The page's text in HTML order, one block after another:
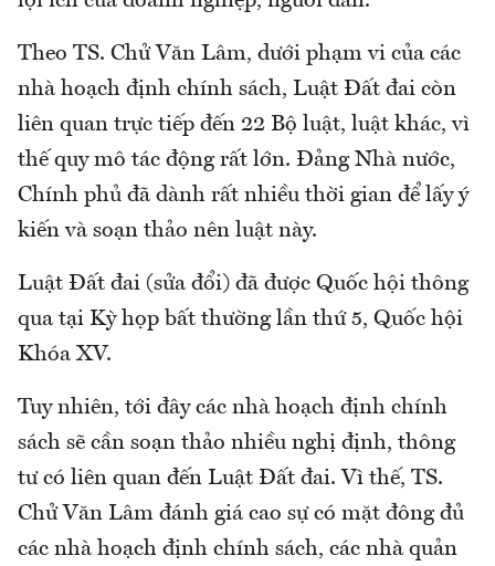
Theo TS. Chử Văn Lâm, dưới phạm vi của các
nhà hoạch định chính sách, Luật Đất đai còn
liên quan trực tiếp đến 22 Bộ luật, luật khác, vì
thế quy mô tác động rất lớn. Đảng Nhà nước,
Chính phủ đã dành rất nhiều thời gian để lấy ý
kiến và soạn thảo nên luật này.
Luật Đất đai (sửa đổi) đã được Quốc hội thông
qua tại Kỳ họp bất thường lần thứ 5, Quốc hội
Khóa XV.
Tuy nhiên, tới đây các nhà hoạch định chính
sách sẽ cần soạn thảo nhiều nghị định, thông
tư có liên quan đến Luật Đất đai. Vì thế, TS.
Chử Văn Lâm đánh giá cao sự có mặt đông đủ
các nhà hoạch định chính sách, các nhà quản